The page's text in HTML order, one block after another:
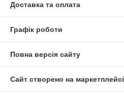
Доставка та оплата
Графік роботи
Повна версія сайту
Сайт створено на маркетплейсі